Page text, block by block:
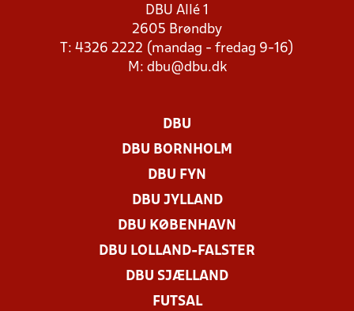
DBU Allé 1
2605 Brøndby
T: 4326 2222 (mandag - fredag 9-16)
M: dbu@dbu.dk
DBU
DBU BORNHOLM
DBU FYN
DBU JYLLAND
DBU KØBENHAVN
DBU LOLLAND-FALSTER
DBU SJÆLLAND
FUTSAL